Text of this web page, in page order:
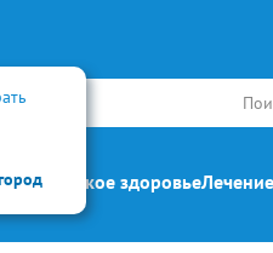
Искать
Женское здоровье